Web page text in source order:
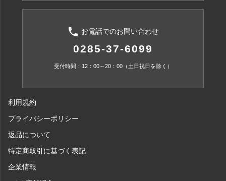
phone お電話でのお問い合わせ
0285-37-6099
受付時間：12：00～20：00（土日祝日を除く）
利用規約
プライバシーポリシー
返品について
特定商取引に基づく表記
企業情報